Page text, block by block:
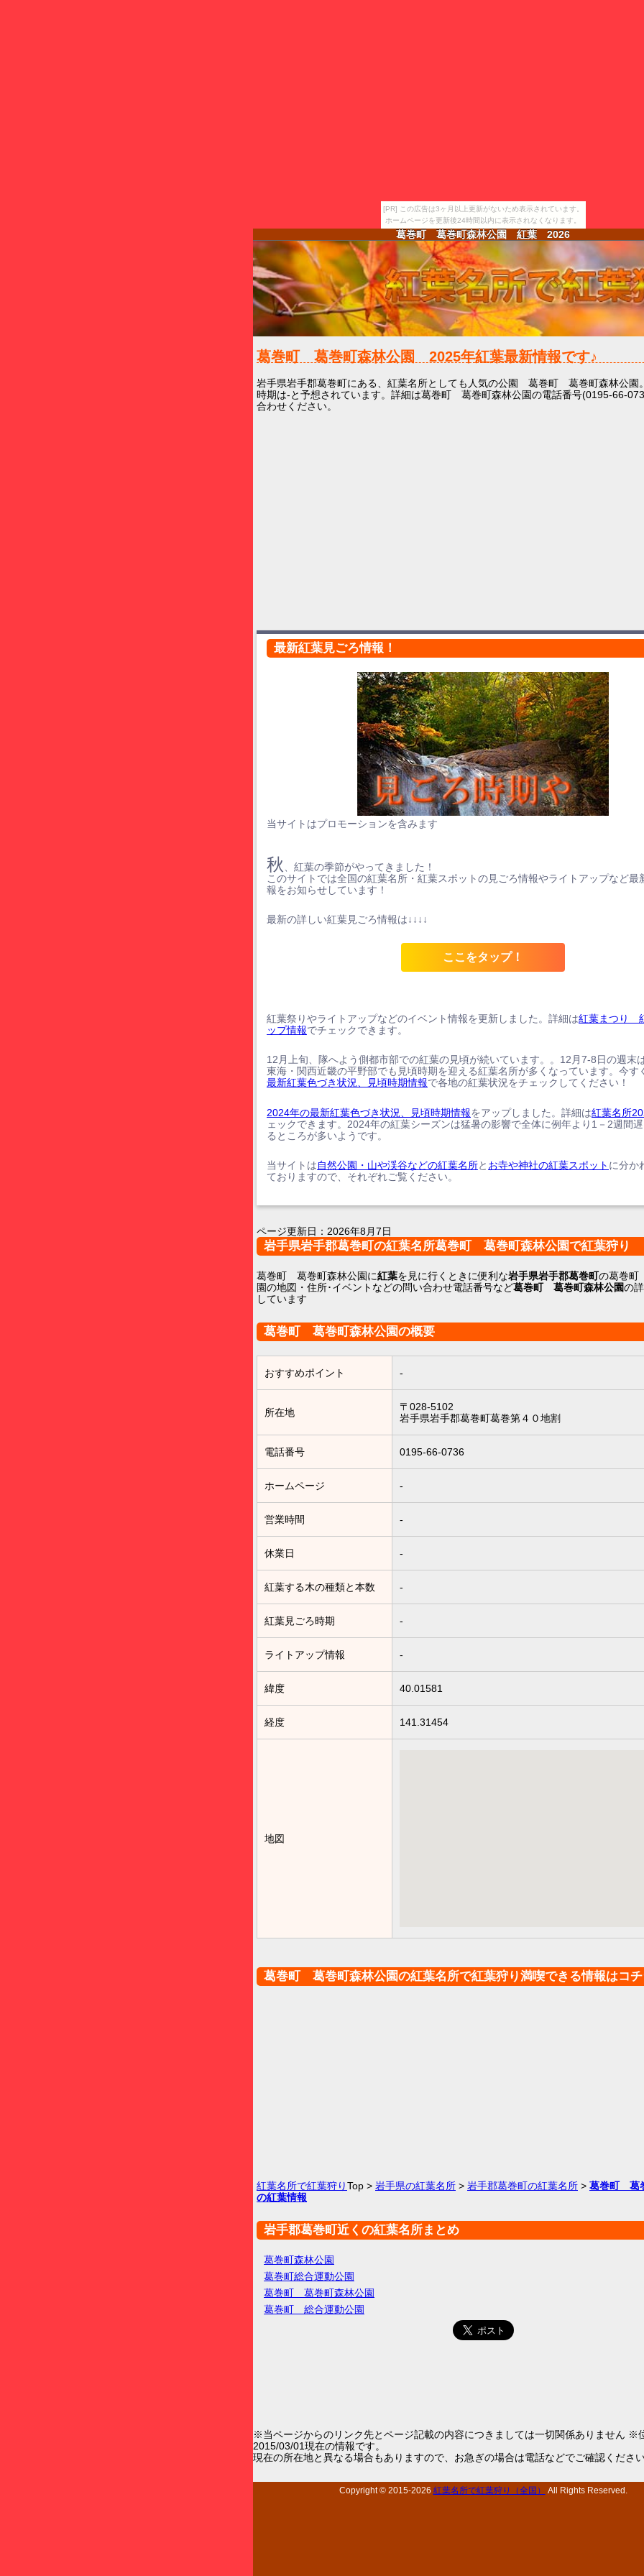
[PR] この広告は3ヶ月以上更新がないため表示されています。
ホームページを更新後24時間以内に表示されなくなります。
葛巻町 葛巻町森林公園 紅葉 2026
葛巻町 葛巻町森林公園 2025年紅葉最新情報です♪
岩手県岩手郡葛巻町にある、紅葉名所としても人気の公園 葛巻町 葛巻町森林公園
時期は-と予想されています。詳細は葛巻町 葛巻町森林公園の電話番号(0195-66-
合わせください。
最新紅葉見ごろ情報！
当サイトはプロモーションを含みます
秋
、紅葉の季節がやってきました！
このサイトでは全国の紅葉名所・紅葉スポットの見ごろ情報やライトアップなど最
報をお知らせしています！
最新の詳しい紅葉見ごろ情報は↓↓↓↓
ここをタップ！
紅葉祭りやライトアップなどのイベント情報を更新しました。詳細は紅葉まつり
ップ情報でチェックできます。
12月上旬、隊へよう側都市部での紅葉の見頃が続いています。。12月7-8日の週末
東海・関西近畿の平野部でも見頃時期を迎える紅葉名所が多くなっています。今す
最新紅葉色づき状況、見頃時期情報で各地の紅葉状況をチェックしてください！
2024年の最新紅葉色づき状況、見頃時期情報をアップしました。詳細は紅葉名所
ェックできます。2024年の紅葉シーズンは猛暑の影響で全体に例年より1－2週間
るところが多いようです。
当サイトは自然公園・山や渓谷などの紅葉名所と お寺や神社の紅葉スポット に分か
ておりますので、それぞれご覧ください。
ページ更新日： 2026年8月7日
岩手県岩手郡葛巻町の紅葉名所葛巻町 葛巻町森林公園で紅葉狩り
葛巻町 葛巻町森林公園に紅葉を見に行くときに便利な岩手県岩手郡葛巻町の葛巻
園の地図・住所･イベントなどの問い合わせ電話番号など葛巻町 葛巻町森林公園の
しています
葛巻町 葛巻町森林公園の概要
おすすめポイント -
所在地
〒028-5102
岩手県岩手郡葛巻町葛巻第４０地割
電話番号 0195-66-0736
ホームページ -
営業時間 -
休業日 -
紅葉する木の種類と本数 -
紅葉見ごろ時期 -
ライトアップ情報 -
緯度 40.01581
経度 141.31454
地図
葛巻町 葛巻町森林公園の紅葉名所で紅葉狩り満喫できる情報はコチ
紅葉名所で紅葉狩りTop > 岩手県の紅葉名所 > 岩手郡葛巻町の紅葉名所 > 葛巻町 葛
の紅葉情報
岩手郡葛巻町近くの紅葉名所まとめ
葛巻町森林公園
葛巻町総合運動公園
葛巻町 葛巻町森林公園
葛巻町 総合運動公園
※当ページからのリンク先とページ記載の内容につきましては一切関係ありません ※
2015/03/01現在の情報です。
現在の所在地と異なる場合もありますので、お急ぎの場合は電話などでご確認ください
Copyright © 2015-2026 紅葉名所で紅葉狩り（全国） All Rights Reserved.